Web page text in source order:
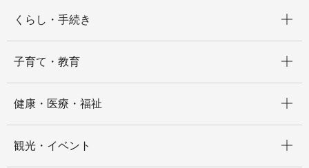
くらし・手続き
子育て・教育
健康・医療・福祉
観光・イベント